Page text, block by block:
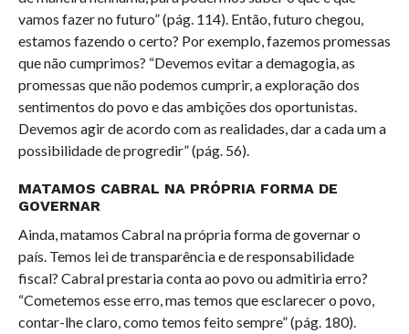
vamos fazer no futuro” (pág. 114). Então, futuro chegou,
estamos fazendo o certo? Por exemplo, fazemos promessas
que não cumprimos? “Devemos evitar a demagogia, as
promessas que não podemos cumprir, a exploração dos
sentimentos do povo e das ambições dos oportunistas.
Devemos agir de acordo com as realidades, dar a cada um a
possibilidade de progredir” (pág. 56).
MATAMOS CABRAL NA PRÓPRIA FORMA DE
GOVERNAR
Ainda, matamos Cabral na própria forma de governar o
país. Temos lei de transparência e de responsabilidade
fiscal? Cabral prestaria conta ao povo ou admitiria erro?
“Cometemos esse erro, mas temos que esclarecer o povo,
contar-lhe claro, como temos feito sempre” (pág. 180).